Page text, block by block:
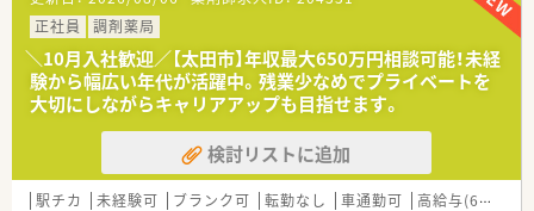
えて長く働くことが可能です。
【勤務実態について】
■平日の営業時間は18時までとなっており、残業も少ないため
仕事後の時間を有効に使えます。
■お休みは土日祝日が定休となっているため、週末の予定が立て
やすくリフレッシュしやすいです。
■近隣エリアに系列店舗が複数あるため、急な欠員が出た際もヘ
ルプ体制が整っており安心です。
正社員
調剤薬局
＼10月入社歓迎／【太田市】年収最大650万円相談可能！未経
験から幅広い年代が活躍中。残業少なめでプライベートを
大切にしながらキャリアアップも目指せます。
検討リストに追加
駅チカ 未経験可 ブランク可 転勤なし 車通勤可 高給与(600万円以上)